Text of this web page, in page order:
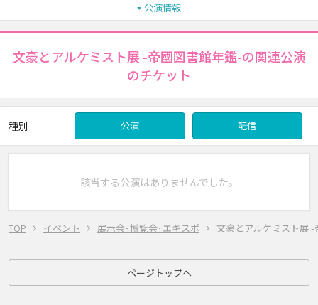
TOP イベント 展示会･博覧会･エキスポ 文豪とアルケミスト展
公演情報
文豪とアルケミスト展 -帝國図書館年鑑-の関連公演
のチケット
種別 公演 配信
該当する公演はありませんでした。
ページトップへ